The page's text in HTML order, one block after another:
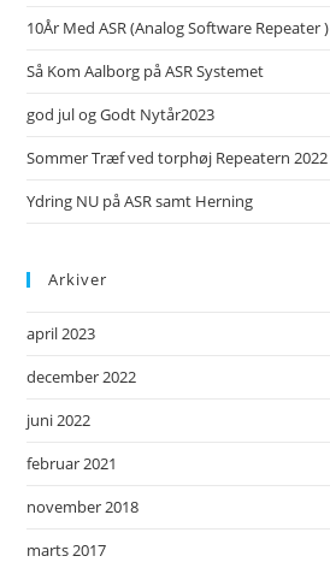
10År Med ASR (Analog Software Repeater )
Så Kom Aalborg på ASR Systemet
god jul og Godt Nytår2023
Sommer Træf ved torphøj Repeatern 2022
Ydring NU på ASR samt Herning
Arkiver
april 2023
december 2022
juni 2022
februar 2021
november 2018
marts 2017